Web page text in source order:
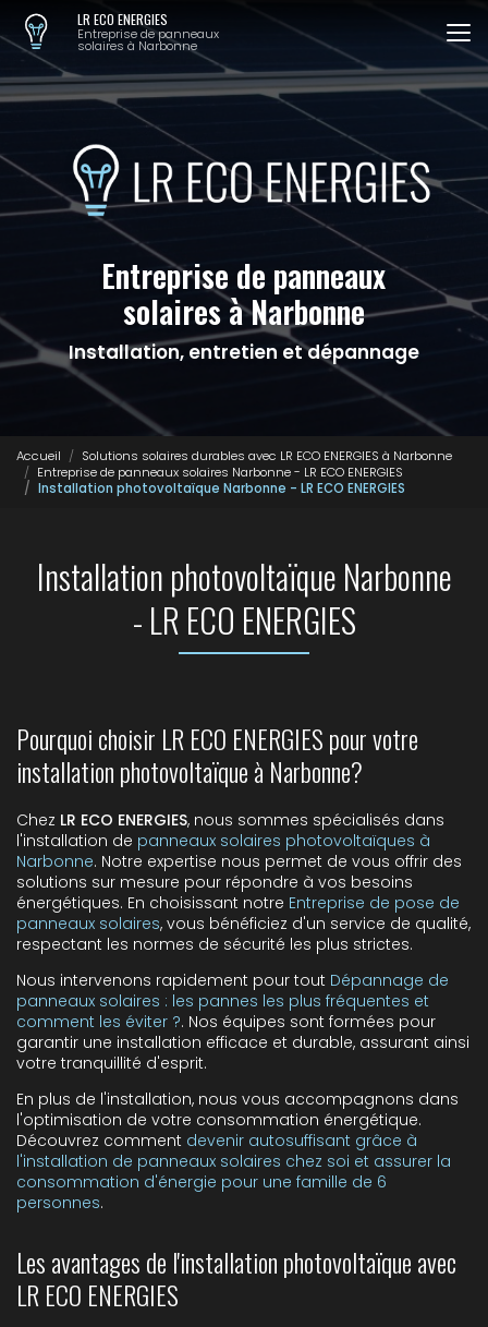
Aller
au
contenu
principal
LR ECO ENERGIES
Entreprise de panneaux
solaires à Narbonne
Entreprise de panneaux
solaires à Narbonne
Installation, entretien et dépannage
Accueil
Solutions solaires durables avec LR ECO ENERGIES à Narbonne
Entreprise de panneaux solaires Narbonne - LR ECO ENERGIES
Installation photovoltaïque Narbonne - LR ECO ENERGIES
Installation photovoltaïque Narbonne
- LR ECO ENERGIES
Pourquoi choisir LR ECO ENERGIES pour votre
installation photovoltaïque à Narbonne?
Chez LR ECO ENERGIES, nous sommes spécialisés dans
l'installation de panneaux solaires photovoltaïques à
Narbonne. Notre expertise nous permet de vous offrir des
solutions sur mesure pour répondre à vos besoins
énergétiques. En choisissant notre Entreprise de pose de
panneaux solaires, vous bénéficiez d'un service de qualité,
respectant les normes de sécurité les plus strictes.
Nous intervenons rapidement pour tout Dépannage de
panneaux solaires : les pannes les plus fréquentes et
comment les éviter ?. Nos équipes sont formées pour
garantir une installation efficace et durable, assurant ainsi
votre tranquillité d'esprit.
En plus de l'installation, nous vous accompagnons dans
l'optimisation de votre consommation énergétique.
Découvrez comment devenir autosuffisant grâce à
l'installation de panneaux solaires chez soi et assurer la
consommation d'énergie pour une famille de 6
personnes.
Les avantages de l'installation photovoltaïque avec
LR ECO ENERGIES